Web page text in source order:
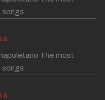
songs
à
The most
songs
à